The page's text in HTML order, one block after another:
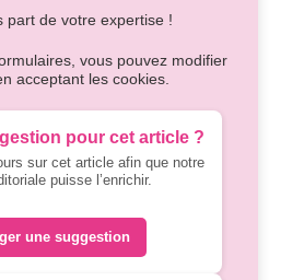
part de votre expertise !
vous pouvez modifier
acceptant les cookies.
pour cet article ?
sur cet article afin que notre
puisse l’enrichir.
une suggestion